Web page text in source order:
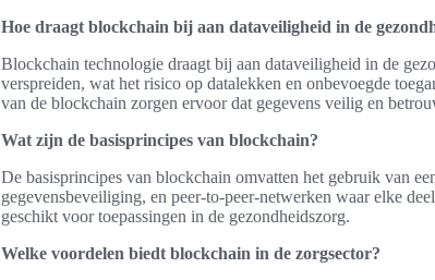
Hoe draagt blockchain bij aan dataveiligheid in de
Blockchain technologie draagt bij aan dataveiligheid in de
verspreiden, wat het risico op datalekken en onbevoegde
van de blockchain zorgen ervoor dat gegevens veilig en
Wat zijn de basisprincipes van blockchain?
De basisprincipes van blockchain omvatten het gebruik van
gegevensbeveiliging, en peer-to-peer-netwerken waar elke
geschikt voor toepassingen in de gezondheidszorg.
Welke voordelen biedt blockchain in de zorgsector?